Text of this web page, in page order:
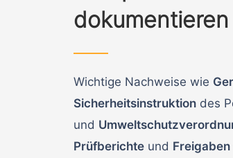
dokumentieren
Wichtige Nachweise wie
Sicherheitsinstruktiondes
und
Prüfberichteund Freigaben